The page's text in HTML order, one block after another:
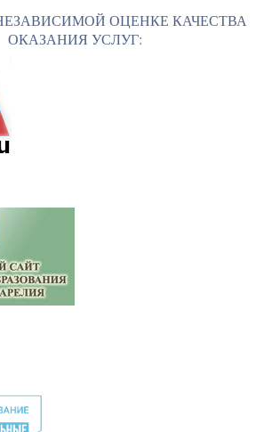
ОЦЕНКЕ КАЧЕСТВА
ОКАЗАНИЯ УСЛУГ: